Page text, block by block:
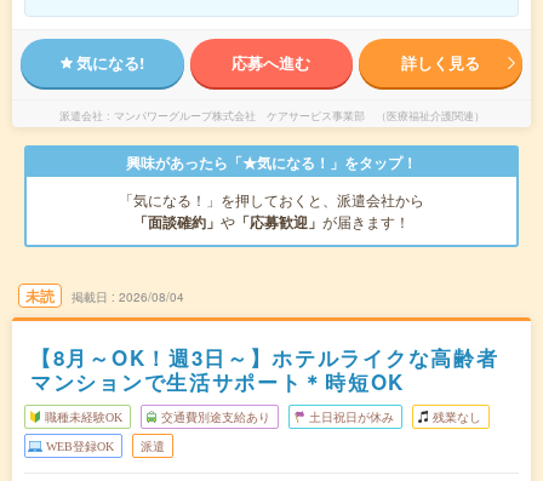
気になる! 応募へ進む 詳しく見る
派遣会社 マンパワーグループ株式会社 ケアサービス事業部 （医療福祉介護関連）
興味があったら「★気になる！」をタップ！
「気になる！」を押しておくと、派遣会社から
「面談確約」 や 「応募歓迎」 が届きます！
未読 掲載日 2026/08/04
【8月～OK！週3日～】ホテルライクな高齢者
マンションで生活サポート＊時短OK
職種未経験OK 交通費別途支給あり 土日祝日が休み 残業なし
WEB登録OK 派遣